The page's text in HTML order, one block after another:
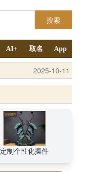
搜索
AI+ 取名 App
2025-10-12
定制个性化摆件